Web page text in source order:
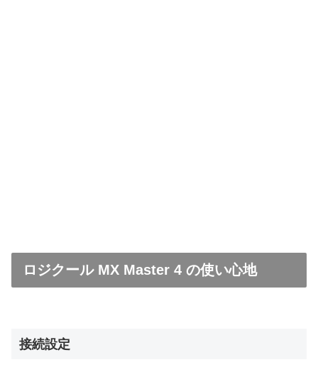
ロジクール MX Master 4 の使い心地
接続設定